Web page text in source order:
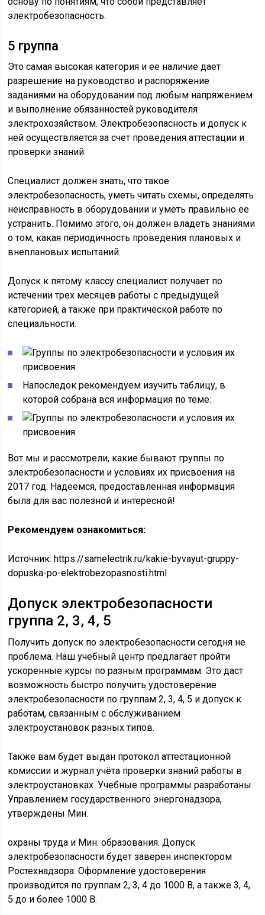
электробезопасность.
5 группа
Это самая высокая категория и ее наличие дает
разрешение на руководство и распоряжение
заданиями на оборудовании под любым напряжением
и выполнение обязанностей руководителя
электрохозяйством. Электробезопасность и допуск к
ней осуществляется за счет проведения аттестации и
проверки знаний.
Специалист должен знать, что такое
электробезопасность, уметь читать схемы, определять
неисправность в оборудовании и уметь правильно ее
устранить. Помимо этого, он должен владеть знаниями
о том, какая периодичность проведения плановых и
внеплановых испытаний.
Допуск к пятому классу специалист получает по
истечении трех месяцев работы с предыдущей
категорией, а также при практической работе по
специальности.
Напоследок рекомендуем изучить таблицу, в
которой собрана вся информация по теме:
Вот мы и рассмотрели, какие бывают группы по
электробезопасности и условиях их присвоения на
2017 год. Надеемся, предоставленная информация
была для вас полезной и интересной!
Рекомендуем ознакомиться:
Источник:https://samelectrik.ru/kakie-byvayut-gruppy-
dopuska-po-elektrobezopasnosti.html
Допуск электробезопасности
группа 2, 3, 4, 5
Получить допуск по электробезопасности сегодня не
проблема. Наш учебный центр предлагает пройти
ускоренные курсы по разным программам. Это даст
возможность быстро получить удостоверение
электробезопасности по группам 2, 3, 4, 5 и допуск к
работам, связанным с обслуживанием
электроустановок разных типов.
Также вам будет выдан протокол аттестационной
комиссии и журнал учёта проверки знаний работы в
электроустановках. Учебные программы разработаны
Управлением государственного энергонадзора,
утверждены Мин.
охраны труда и Мин. образования. Допуск
электробезопасности будет заверен инспектором
Ростехнадзора. Оформление удостоверения
производится по группам 2, 3, 4 до 1000 В, а также 3, 4,
5 до и более 1000 В.